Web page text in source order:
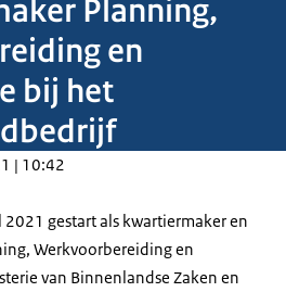
Planning,
en
bij het
| 10:42
2021 gestart als kwartiermaker en
Werkvoorbereiding en
van Binnenlandse Zaken en